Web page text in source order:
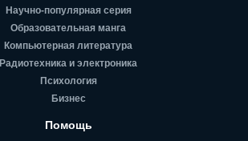
Научно-популярная серия
Образовательная манга
Компьютерная литература
Радиотехника и электроника
Психология
Бизнес
Помощь